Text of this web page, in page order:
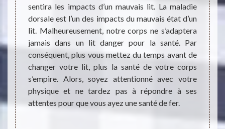
La
le
de
et le
un lit
pas
le lit
le lit
sentira les impacts d’un mauvais lit. La maladie
dorsale est l’un des impacts du mauvais état d’un
lit. Malheureusement, notre corps ne s’adaptera
jamais dans un lit danger pour la santé. Par
conséquent, plus vous mettez du temps avant de
changer votre lit, plus la santé de votre corps
s’empire. Alors, soyez attentionné avec votre
physique et ne tardez pas à répondre à ses
attentes pour que vous ayez une santé de fer.
joue
des